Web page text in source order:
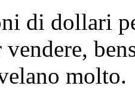
di dollari
vendere,
molto.